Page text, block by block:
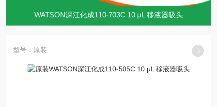
WATSON深江化成110-703C 10 μL 移液器吸头
型号：原装